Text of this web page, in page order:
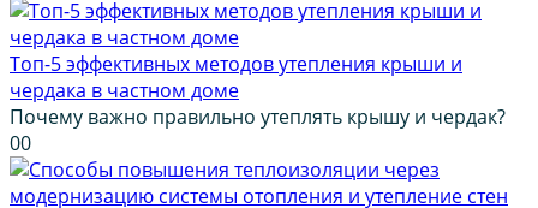
Топ-5 эффективных методов утепления крыши и
чердака в частном доме
Почему важно правильно утеплять крышу и чердак?
00